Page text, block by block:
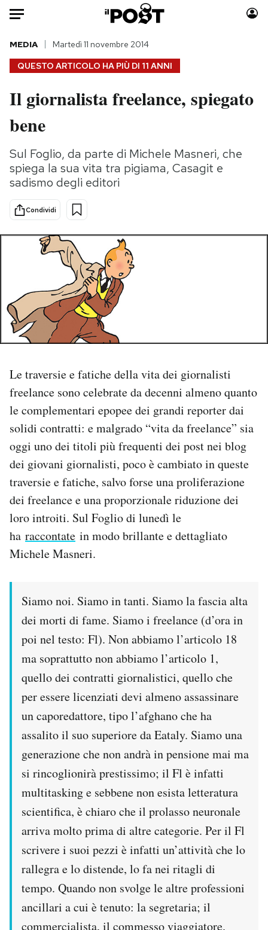
Auto
HOME
Italia
Politica
Tecnologia
Internet
Scienza
Cultura
Economia
Sport
Moda
Storie/Idee
Ok Boomer!
Mondiali calcio 2026
PODCAST
NEWSLETTER
I MIEI PREFERITI
SHOP
CALENDARIO
AREA PERSONALE
Area Personale
Notifiche mobile
Regala il Post
QUESTO ARTICOLO HA PIÙ DI 11 ANNI
MEDIA Martedì 11 novembre 2014
Il giornalista freelance, spiegato
bene
Sul Foglio, da parte di Michele Masneri, che
spiega la sua vita tra pigiama, Casagit e
sadismo degli editori
Condividi
Le traversie e fatiche della vita dei giornalisti
freelance sono celebrate da decenni almeno quanto
le complementari epopee dei grandi reporter dai
solidi contratti: e malgrado “vita da freelance” sia
oggi uno dei titoli più frequenti dei post nei blog
dei giovani giornalisti, poco è cambiato in queste
traversie e fatiche, salvo forse una proliferazione
dei freelance e una proporzionale riduzione dei
loro introiti. Sul Foglio di lunedì le
ha raccontate in modo brillante e dettagliato
Michele Masneri.
Siamo noi. Siamo in tanti. Siamo la fascia alta
dei morti di fame. Siamo i freelance (d’ora in
poi nel testo: Fl). Non abbiamo l’articolo 18
ma soprattutto non abbiamo l’articolo 1,
quello dei contratti giornalistici, quello che
per essere licenziati devi almeno assassinare
un caporedattore, tipo l’afghano che ha
assalito il suo superiore da Eataly. Siamo una
generazione che non andrà in pensione mai ma
si rincoglionirà prestissimo; il Fl è infatti
multitasking e sebbene non esista letteratura
scientifica, è chiaro che il prolasso neuronale
arriva molto prima di altre categorie. Per il Fl
scrivere i suoi pezzi è infatti un’attività che lo
rallegra e lo distende, lo fa nei ritagli di
tempo. Quando non svolge le altre professioni
ancillari a cui è tenuto: la segretaria; il
commercialista, il commesso viaggiatore.